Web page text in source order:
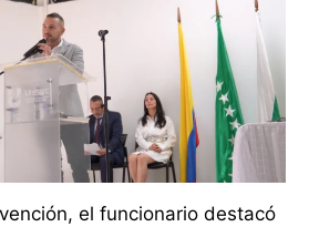
el funcionario destacó